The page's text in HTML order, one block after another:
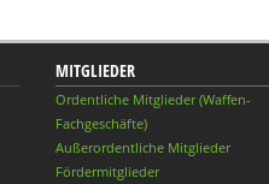
MITGLIEDER
Ordentliche Mitglieder (Waffen-
Fachgeschäfte)
Außerordentliche Mitglieder
Fördermitglieder